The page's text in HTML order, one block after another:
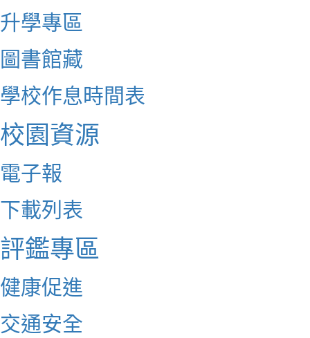
升學專區
圖書館藏
學校作息時間表
校園資源
電子報
下載列表
評鑑專區
健康促進
交通安全